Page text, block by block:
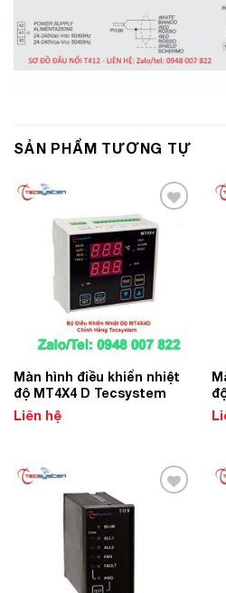
SẢN PHẨM TƯƠNG TỰ
Add to
Wishlist
Màn hình điều khiển nhiệt
độ MT4X4 D Tecsystem
Liên hệ